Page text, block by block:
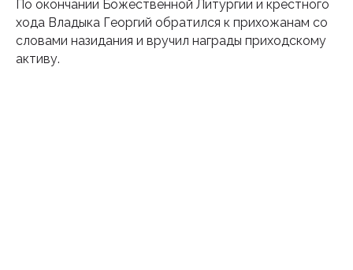
По окончании Божественной Литургии и крестного
хода Владыка Георгий обратился к прихожанам со
словами назидания и вручил награды приходскому
активу.
Будьте в курсе свежих новостей
епархии